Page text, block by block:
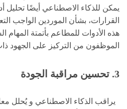
يمكن للذكاء الاصطناعي أيضًا تحليل
القرارات، بشأن الموردين الواجب
هذه الأدوات للمطاعم بأتمتة المهام
الموظفون من التركيز على الجهود
3. تحسين مراقبة الجودة
يراقب الذكاء الاصطناعي و يُحلل